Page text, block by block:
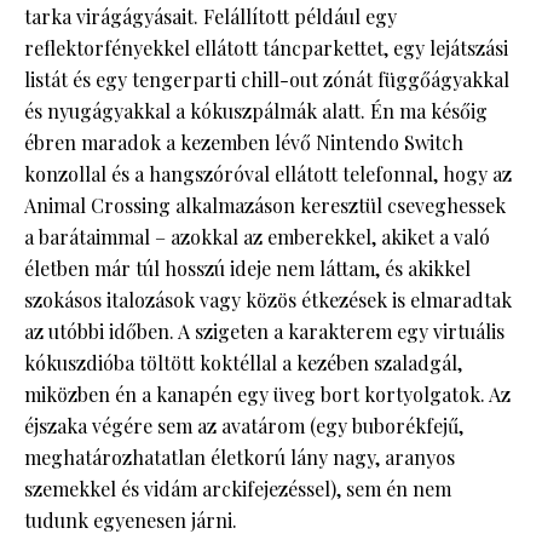
tarka virágágyásait. Felállított például egy
reflektorfényekkel ellátott táncparkettet, egy lejátszási
listát és egy tengerparti chill-out zónát függőágyakkal
és nyugágyakkal a kókuszpálmák alatt. Én ma későig
ébren maradok a kezemben lévő Nintendo Switch
konzollal és a hangszóróval ellátott telefonnal, hogy az
Animal Crossing alkalmazáson keresztül cseveghessek
a barátaimmal – azokkal az emberekkel, akiket a való
életben már túl hosszú ideje nem láttam, és akikkel
szokásos italozások vagy közös étkezések is elmaradtak
az utóbbi időben. A szigeten a karakterem egy virtuális
kókuszdióba töltött koktéllal a kezében szaladgál,
miközben én a kanapén egy üveg bort kortyolgatok. Az
éjszaka végére sem az avatárom (egy buborékfejű,
meghatározhatatlan életkorú lány nagy, aranyos
szemekkel és vidám arckifejezéssel), sem én nem
tudunk egyenesen járni.